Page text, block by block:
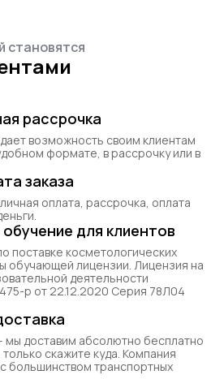
становятся
рассрочка
возможность своим клиентам
формате, в рассрочку или в
заказа
оплата, рассрочка, оплата
для клиентов
поставке косметологических
обучающей лицензии. Лицензия на
деятельности
р от 22.12.2020 Серия 78Л04
мы доставим абсолютно бесплатно
скажите куда. Компания
большинством транспортных